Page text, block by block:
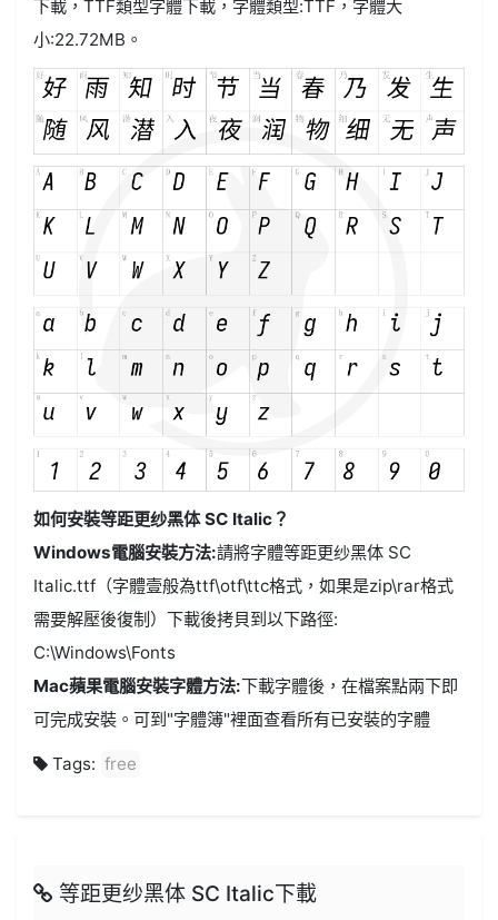
下載，TTF類型字體下載，字體類型:TTF ，字體大
小:22.72MB。
如何安裝等距更纱黑体 SC Italic？
Windows電腦安裝方法:請將字體等距更纱黑体 SC
Italic.ttf（字體壹般為ttf\otf\ttc格式，如果是zip\rar格式
需要解壓後復制）下載後拷貝到以下路徑:
C:\Windows\Fonts
Mac蘋果電腦安裝字體方法:下載字體後，在檔案點兩下即
可完成安裝。可到"字體簿"裡面查看所有已安裝的字體
Tags: free
等距更纱黑体 SC Italic下載